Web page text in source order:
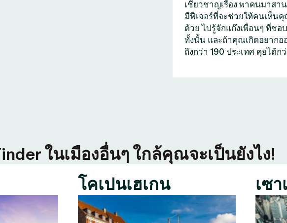
เชี่ยวชาญเรื่อง พาคนมาสา
มีฟีเจอร์ที่จะช่วยให้คนเห็น
ด้วย ไปรู้จักแก๊งเพื่อนๆ ที่ช
ทั้งนั้น และถ้าคุณเกิดอยากอ
ถึงกว่า 190 ประเทศ คุยได้ก
ในเมืองอื่นๆ ใกล้คุณจะเป็นยังไง!
โคเปนเฮเกน เซ